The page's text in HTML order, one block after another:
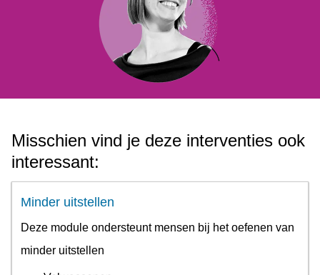
Misschien vind je deze interventies ook
interessant:
Minder uitstellen
Deze module ondersteunt mensen bij het oefenen van
minder uitstellen